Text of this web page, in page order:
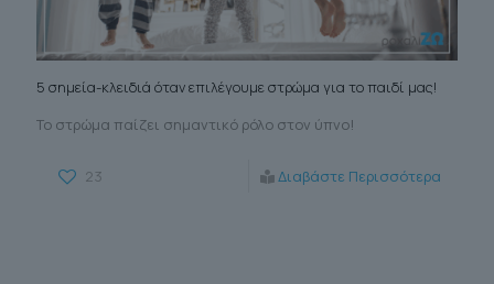
5 σημεία-κλειδιά όταν επιλέγουμε στρώμα για το παιδί μας!
Το στρώμα παίζει σημαντικό ρόλο στον ύπνο!
23 Διαβάστε Περισσότερα